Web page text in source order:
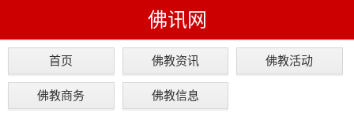
佛讯网
首页 佛教资讯 佛教活动
佛教商务 佛教信息